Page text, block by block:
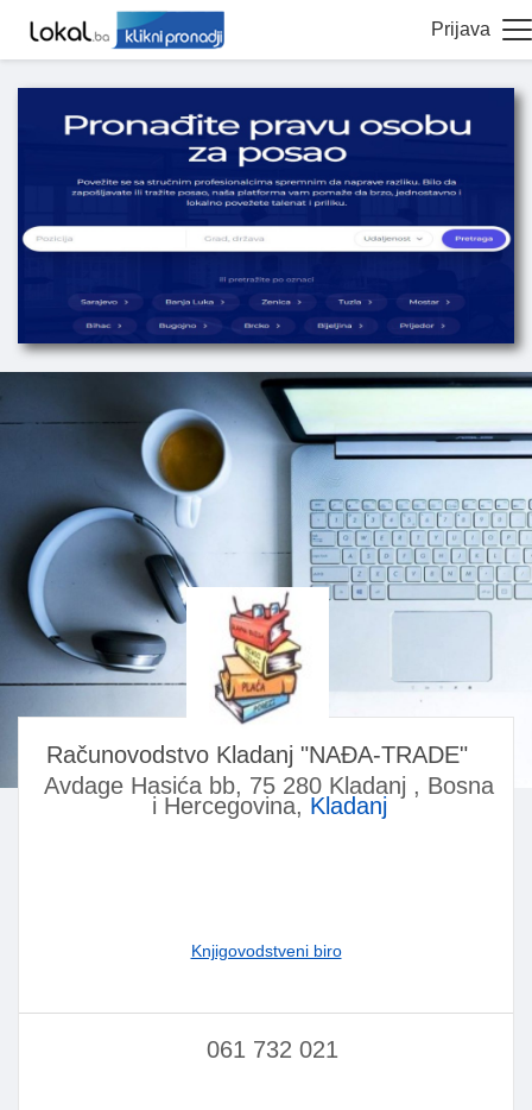
Prijava
Računovodstvo Kladanj "NAĐA-TRADE"
Avdage Hasića bb, 75 280 Kladanj , Bosna
i Hercegovina, Kladanj
Knjigovodstveni biro
061 732 021